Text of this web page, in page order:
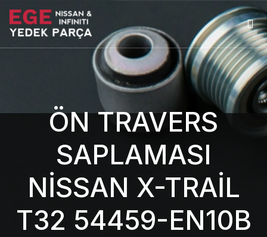
ÖN TRAVERS
SAPLAMASI
NİSSAN X-TRAİL
T32 54459-EN10B